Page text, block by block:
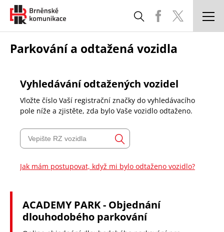
DOPRAVNÍ SITUACE
SPRÁVA A ÚDRŽBA KOMUNIKACÍ
STAVBY
CHYTRÉ MĚSTO
POTŘEBUJI SI VYŘÍDIT
Parkování a odtažená vozidla
Vyhledávání odtažených vozidel
Vložte číslo Vaší registrační značky do vyhledávacího
pole níže a zjistěte, zda bylo Vaše vozidlo odtaženo.
Jak mám postupovat, když mi bylo odtaženo vozidlo?
ACADEMY PARK - Objednání
dlouhodobého parkování